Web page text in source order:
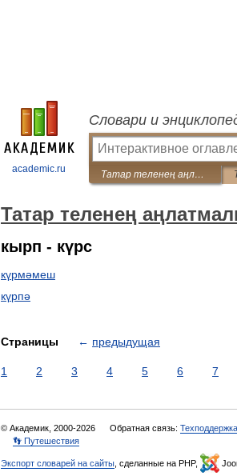
academic.ru
Словари и
Татар теленең аңлатмалы сүзлеге
Татар теленең
кырп - күрс
күрмәмеш
күрпә
Страницы ← предыдущая
1 2 3 4 5 6 7
© Академик, 2000-2026 Обратная связь: Техподдержка
👣 Путешествия
Экспорт словарей на сайты , сделанные на PHP,